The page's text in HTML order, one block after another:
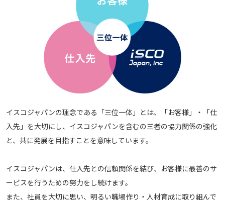
イスコジャパンの理念である「三位一体」とは、「お客様」・「仕
入先」を大切にし、イスコジャパンを含むの三者の協力関係の強化
と、共に発展を目指すことを意味しています。
イスコジャパンは、仕入先との信頼関係を結び、お客様に最善のサ
ービスを行うための努力をし続けます。
また、社員を大切に思い、明るい職場作り・人材育成に取り組んで